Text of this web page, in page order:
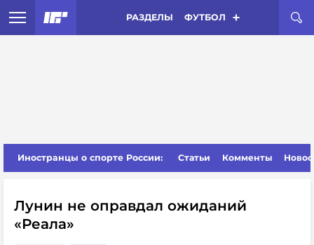
РАЗДЕЛЫ ФУТБОЛ
Иностранцы о спорте России: Статьи Комменты
Лунин не оправдал ожиданий
«Реала»